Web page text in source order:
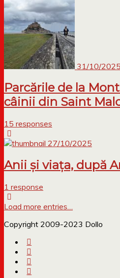
31/10/2025
Parcările de la
câinii din Saint
15 responses
27/10/2025
Anii și viața, după
1 response
Load more entries…
Copyright 2009-2023 Dollo